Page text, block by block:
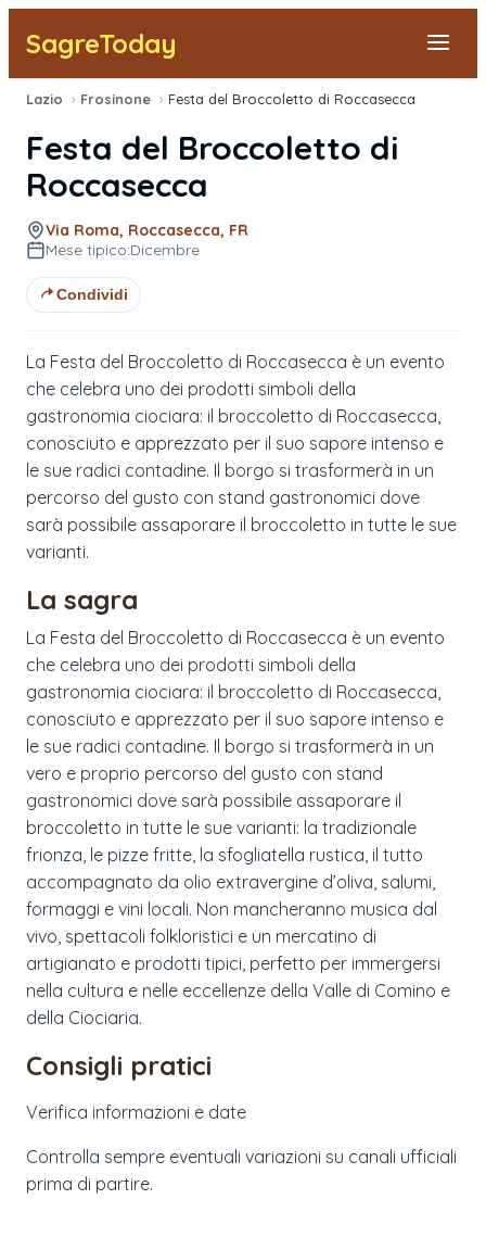
SagreToday
Segnala una sagra
Tutte le Sagre
Vicino a Me
Lazio › Frosinone › Festa del Broccoletto di Roccasecca
Festa del Broccoletto di
Roccasecca
Via Roma, Roccasecca, FR
Mese tipico:Dicembre
Condividi
La Festa del Broccoletto di Roccasecca è un evento
che celebra uno dei prodotti simboli della
gastronomia ciociara: il broccoletto di Roccasecca,
conosciuto e apprezzato per il suo sapore intenso e
le sue radici contadine. Il borgo si trasformerà in un
percorso del gusto con stand gastronomici dove
sarà possibile assaporare il broccoletto in tutte le sue
varianti.
La sagra
La Festa del Broccoletto di Roccasecca è un evento
che celebra uno dei prodotti simboli della
gastronomia ciociara: il broccoletto di Roccasecca,
conosciuto e apprezzato per il suo sapore intenso e
le sue radici contadine. Il borgo si trasformerà in un
vero e proprio percorso del gusto con stand
gastronomici dove sarà possibile assaporare il
broccoletto in tutte le sue varianti: la tradizionale
frionza, le pizze fritte, la sfogliatella rustica, il tutto
accompagnato da olio extravergine d’oliva, salumi,
formaggi e vini locali. Non mancheranno musica dal
vivo, spettacoli folkloristici e un mercatino di
artigianato e prodotti tipici, perfetto per immergersi
nella cultura e nelle eccellenze della Valle di Comino e
della Ciociaria.
Consigli pratici
Verifica informazioni e date
Controlla sempre eventuali variazioni su canali ufficiali
prima di partire.